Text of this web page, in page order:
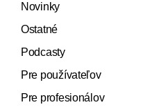
Novinky
Ostatné
Podcasty
Pre používateľov
Pre profesionálov